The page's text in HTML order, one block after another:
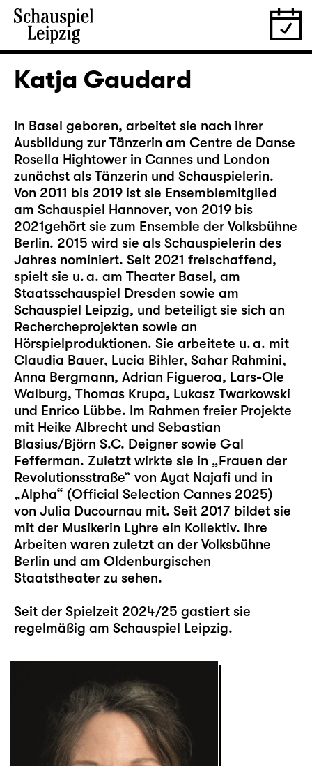
Katja Gaudard
In Basel geboren, arbeitet sie nach ihrer
Ausbildung zur Tänzerin am Centre de Danse
Rosella Hightower in Cannes und London
zunächst als Tänzerin und Schauspielerin.
Von 2011 bis 2019 ist sie Ensemblemitglied
am Schauspiel Hannover, von 2019 bis
2021gehört sie zum Ensemble der Volksbühne
Berlin. 2015 wird sie als Schauspielerin des
Jahres nominiert. Seit 2021 freischaffend,
spielt sie u. a. am Theater Basel, am
Staatsschauspiel Dresden sowie am
Schauspiel Leipzig, und beteiligt sie sich an
Rechercheprojekten sowie an
Hörspielproduktionen. Sie arbeitete u. a. mit
Claudia Bauer, Lucia Bihler, Sahar Rahmini,
Anna Bergmann, Adrian Figueroa, Lars-Ole
Walburg, Thomas Krupa, Lukasz Twarkowski
und Enrico Lübbe. Im Rahmen freier Projekte
mit Heike Albrecht und Sebastian
Blasius/Björn S.C. Deigner sowie Gal
Fefferman. Zuletzt wirkte sie in „Frauen der
Revolutionsstraße“ von Ayat Najafi und in
„Alpha“ (Official Selection Cannes 2025)
von Julia Ducournau mit. Seit 2017 bildet sie
mit der Musikerin Lyhre ein Kollektiv. Ihre
Arbeiten waren zuletzt an der Volksbühne
Berlin und am Oldenburgischen
Staatstheater zu sehen.
Seit der Spielzeit 2024/25 gastiert sie
regelmäßig am Schauspiel Leipzig.